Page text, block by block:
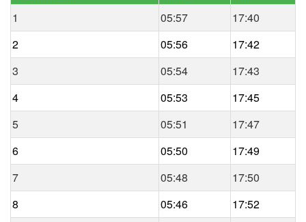
1
05:57
17:40
2
05:56
17:42
3
05:54
17:43
4
05:53
17:45
5
05:51
17:47
6
05:50
17:49
7
05:48
17:50
8
05:46
17:52